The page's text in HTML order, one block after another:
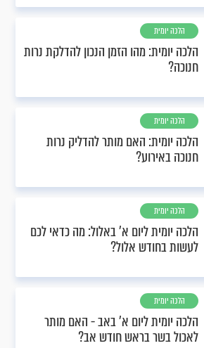
הלכה יומית
הלכה יומית: מהו הזמן הנכון להדלקת נרות
חנוכה?
הלכה יומית
הלכה יומית: האם מותר להדליק נרות
חנוכה באירוע?
הלכה יומית
הלכה יומית ליום א' באלול: מה כדאי לכם
לעשות בחודש אלול?
הלכה יומית
הלכה יומית ליום א’ באב - האם מותר
לאכול בשר בראש חודש אב?